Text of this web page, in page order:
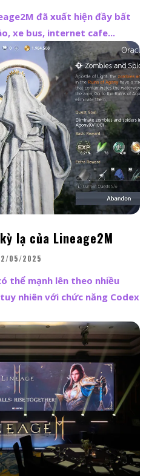
đã xuất hiện đầy bất
xe bus, internet cafe...
lạ của Lineage2M
05/2025
thể mạnh lên theo nhiều
tuy nhiên với chức năng Codex